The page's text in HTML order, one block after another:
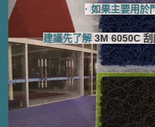
· 如果主要用於
建議先了解3M 6050C 刮